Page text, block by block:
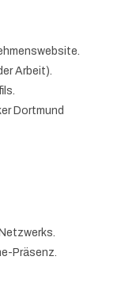
Arbeit).
Dortmund
Präsenz.